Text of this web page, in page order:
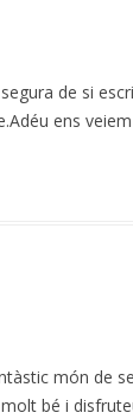
de si
ens
món de
bé i